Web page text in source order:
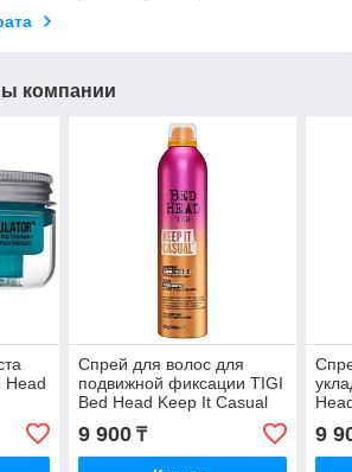
компании
Head
Спрей для волос для
подвижной фиксации TIGI
Bed Head Keep It Casual
400 мл.
9 900₸ 9